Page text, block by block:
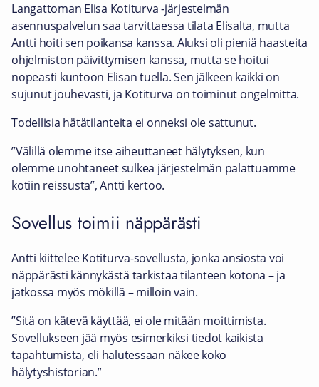
Langattoman Elisa Kotiturva -järjestelmän
asennuspalvelun saa tarvittaessa tilata Elisalta, mutta
Antti hoiti sen poikansa kanssa. Aluksi oli pieniä haasteita
ohjelmiston päivittymisen kanssa, mutta se hoitui
nopeasti kuntoon Elisan tuella. Sen jälkeen kaikki on
sujunut jouhevasti, ja Kotiturva on toiminut ongelmitta.
Todellisia hätätilanteita ei onneksi ole sattunut.
”Välillä olemme itse aiheuttaneet hälytyksen, kun
olemme unohtaneet sulkea järjestelmän palattuamme
kotiin reissusta”, Antti kertoo.
Sovellus toimii näppärästi
Antti kiittelee Kotiturva-sovellusta, jonka ansiosta voi
näppärästi kännykästä tarkistaa tilanteen kotona – ja
jatkossa myös mökillä – milloin vain.
”Sitä on kätevä käyttää, ei ole mitään moittimista.
Sovellukseen jää myös esimerkiksi tiedot kaikista
tapahtumista, eli halutessaan näkee koko
hälytyshistorian.”